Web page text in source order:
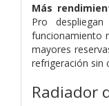
Más
Pro
funcionamiento
mayores
refrigeración sin
Radiador